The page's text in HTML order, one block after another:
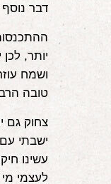
דבר
יותר,
ושמח
טובה
צחוק גם
ישבתי
עשינו
לעצמי